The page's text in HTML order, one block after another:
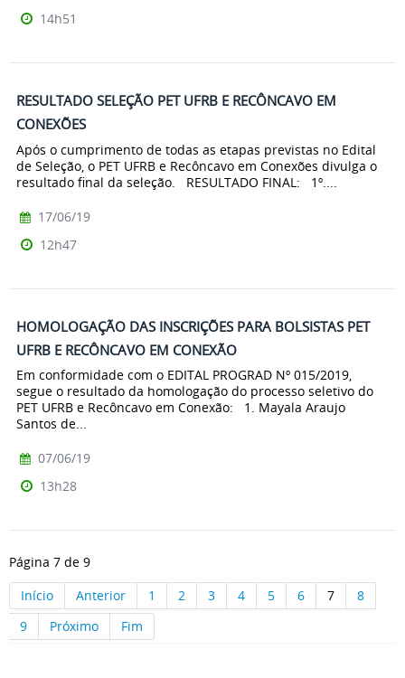
14h51
RESULTADO SELEÇÃO PET UFRB E RECÔNCAVO EM
CONEXÕES
Após o cumprimento de todas as etapas previstas no Edital
de Seleção, o PET UFRB e Recôncavo em Conexões divulga o
resultado final da seleção. RESULTADO FINAL: 1º....
17/06/19
12h47
HOMOLOGAÇÃO DAS INSCRIÇÕES PARA BOLSISTAS PET
UFRB E RECÔNCAVO EM CONEXÃO
Em conformidade com o EDITAL PROGRAD Nº 015/2019,
segue o resultado da homologação do processo seletivo do
PET UFRB e Recôncavo em Conexão: 1. Mayala Araujo
Santos de...
07/06/19
13h28
Página 7 de 9
Início
Anterior 1 2 3 4 5 6 7
8
9
Próximo Fim